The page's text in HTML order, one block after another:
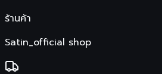
ร้านค้า
Satin_official shop